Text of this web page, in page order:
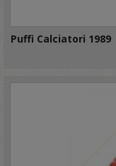
Puffi Calciatori 1989